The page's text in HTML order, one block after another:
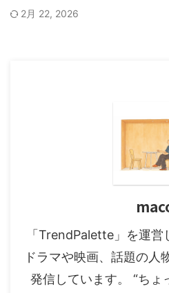
2月 22, 2026
「TrendPalette」を運営
ドラマや映画、話題の人
発信しています。 “ちょ